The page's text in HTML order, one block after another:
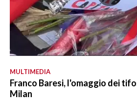
MULTIMEDIA
Franco Baresi, l'omaggio dei
Milan